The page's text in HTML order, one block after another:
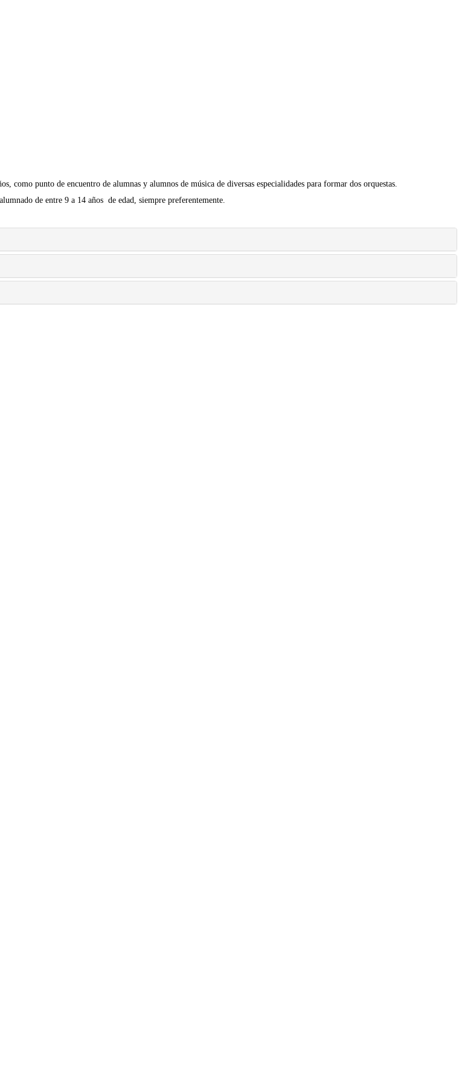
como punto de encuentro de alumnas y alumnos de música de diversas especialidades para formar dos orquestas.
de entre 9 a 14 años de edad, siempre preferentemente.